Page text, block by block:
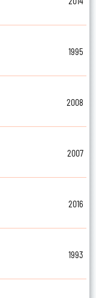
1995
2008
2007
2016
1993